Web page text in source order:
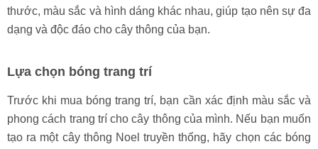
thước, màu sắc và hình dáng khác nhau, giúp tạo nên sự đa
dạng và độc đáo cho cây thông của bạn.
Lựa chọn bóng trang trí
Trước khi mua bóng trang trí, bạn cần xác định màu sắc và
phong cách trang trí cho cây thông của mình. Nếu bạn muốn
tạo ra một cây thông Noel truyền thống, hãy chọn các bóng